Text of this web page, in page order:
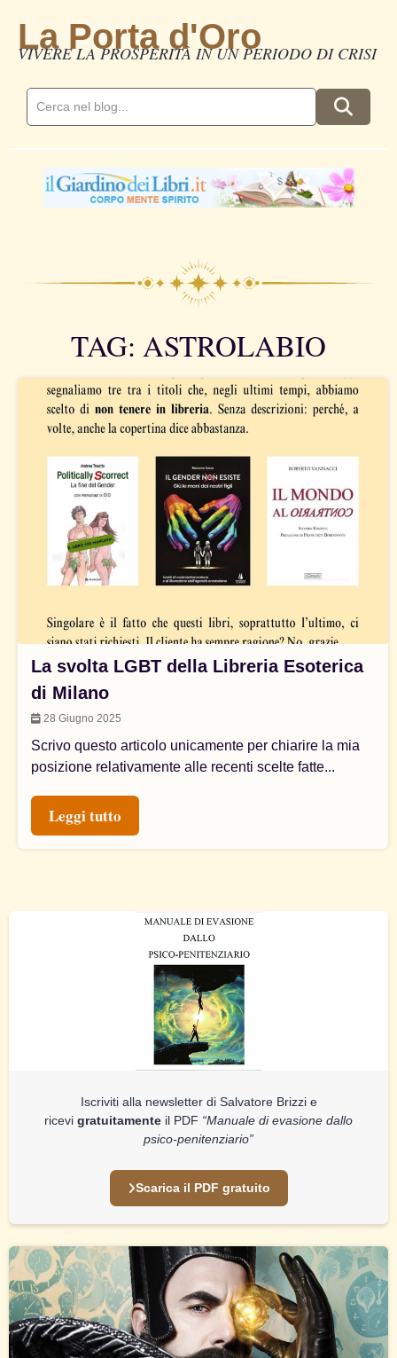
La Porta d'Oro
VIVERE LA PROSPERITÀ IN UN PERIODO DI CRISI
TAG: ASTROLABIO
Iscriviti alla newsletter di Salvatore Brizzi e
ricevi gratuitamente il PDF “Manuale di evasione dallo
psico-penitenziario”
Scarica il PDF gratuito
La svolta LGBT della Libreria Esoterica
di Milano
28 Giugno 2025
Scrivo questo articolo unicamente per chiarire la mia
posizione relativamente alle recenti scelte fatte...
Leggi tutto